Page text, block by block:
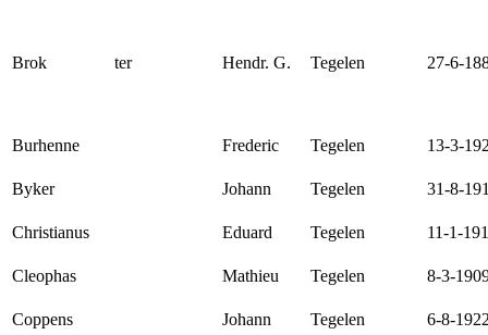
Brok ter Hendr. G. Tegelen 27-6-
Burhenne Frederic Tegelen 13-3-
Byker Johann Tegelen 31-8-
Christianus Eduard Tegelen 11-1-
Cleophas Mathieu Tegelen 8-3-
Coppens Johann Tegelen 6-8-